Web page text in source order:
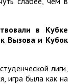
в Кубке
Вызова и Кубок
лиги,
игра была как на